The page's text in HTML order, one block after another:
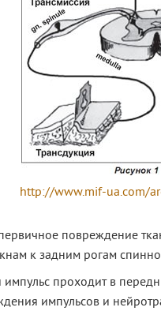
http://www.mif-ua.com/
первичное повреждение
к задним рогам
проходит в
импульсов и